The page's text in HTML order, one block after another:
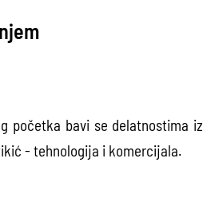
početka bavi se delatnostima iz
- tehnologija i komercijala.